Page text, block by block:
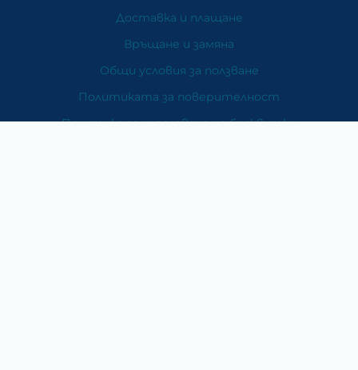
Доставка и плащане
Връщане и замяна
Общи условия за ползване
Политиката за поверителност
Политика за използване на бисквитки